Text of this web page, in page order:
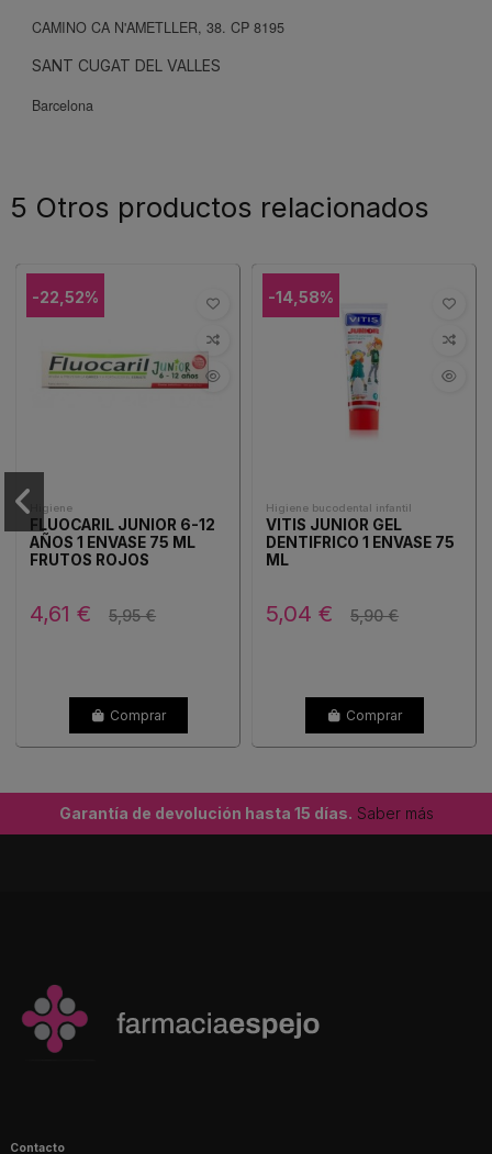
CAMINO CA N'AMETLLER, 38. CP 8195
SANT CUGAT DEL VALLES
Barcelona
5 Otros productos relacionados
-22,52%
Higiene
FLUOCARIL JUNIOR 6-12
AÑOS 1 ENVASE 75 ML
FRUTOS ROJOS
4,61 € 5,95 €
Comprar
-14,58%
Higiene bucodental infantil
VITIS JUNIOR GEL
DENTIFRICO 1 ENVASE 75
ML
5,04 € 5,90 €
Comprar
Garantía de devolución hasta 15 días. Saber más
Contacto